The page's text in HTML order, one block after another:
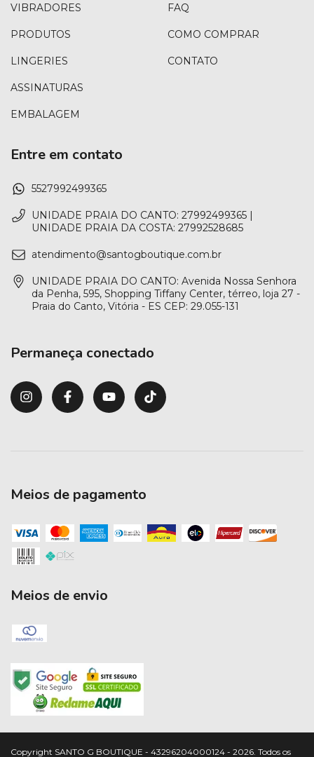
VIBRADORES
PRODUTOS
LINGERIES
ASSINATURAS
EMBALAGEM
FAQ
COMO COMPRAR
CONTATO
Entre em contato
5527992499365
UNIDADE PRAIA DO CANTO: 27992499365 |
UNIDADE PRAIA DA COSTA: 27992528685
atendimento@santogboutique.com.br
UNIDADE PRAIA DO CANTO: Avenida Nossa Senhora
da Penha, 595, Shopping Tiffany Center, térreo, loja 27 -
Praia do Canto, Vitória - ES CEP: 29.055-131
Permaneça conectado
Meios de pagamento
Meios de envio
Copyright SANTO G BOUTIQUE - 43296204000124 - 2026. Todos os